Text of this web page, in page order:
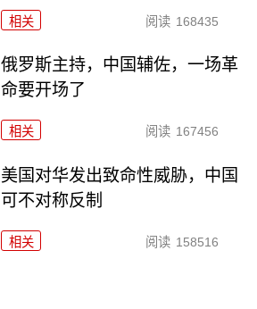
相关 阅读 168435
俄罗斯主持，中国辅佐，一场革
命要开场了
相关 阅读 167456
美国对华发出致命性威胁，中国
可不对称反制
相关 阅读 158516